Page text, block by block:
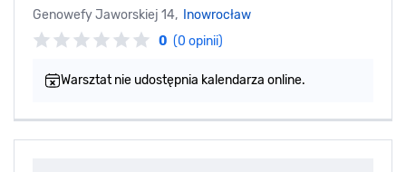
Genowefy Jaworskiej 14,
Inowrocław
0 (0 opinii)
Warsztat nie udostępnia kalendarza online.